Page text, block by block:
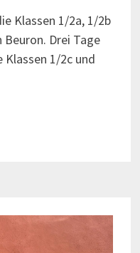
Klassen 1/2a, 1/2b
Drei Tage
1/2c und